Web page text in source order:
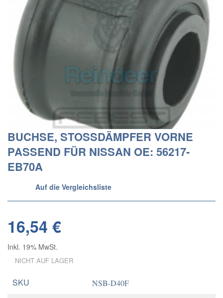
BUCHSE, STOSSDÄMPFER VORNE
PASSEND FÜR NISSAN OE: 56217-
EB70A
Auf die Vergleichsliste
16,54 €
Inkl. 19% MwSt.
NICHT AUF LAGER
SKU NSB-D40F